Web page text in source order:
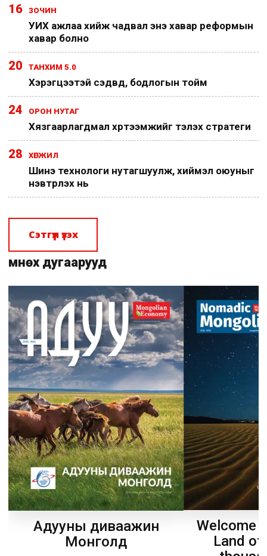
16 ЗОЧИН
УИХ ажлаа хийж чадвал энэ хавар реформын
хавар болно
20 ТАНХИМ 5.0
Хэрэгцээтэй сэдвүүд, бодлогын тойм
24 ОРОН НУТАГ
Хязгаарлагдмал хүртээмжийг тэлэх стратеги
28 ХӨГЖИЛ
Шинэ технологи нутагшуулж, хиймэл оюуныг
нэвтрүүлэх нь
Сэтгүүл үзэх
Өмнөх дугаарууд
Адууны диваажин
Монголд
Welcome
Land of